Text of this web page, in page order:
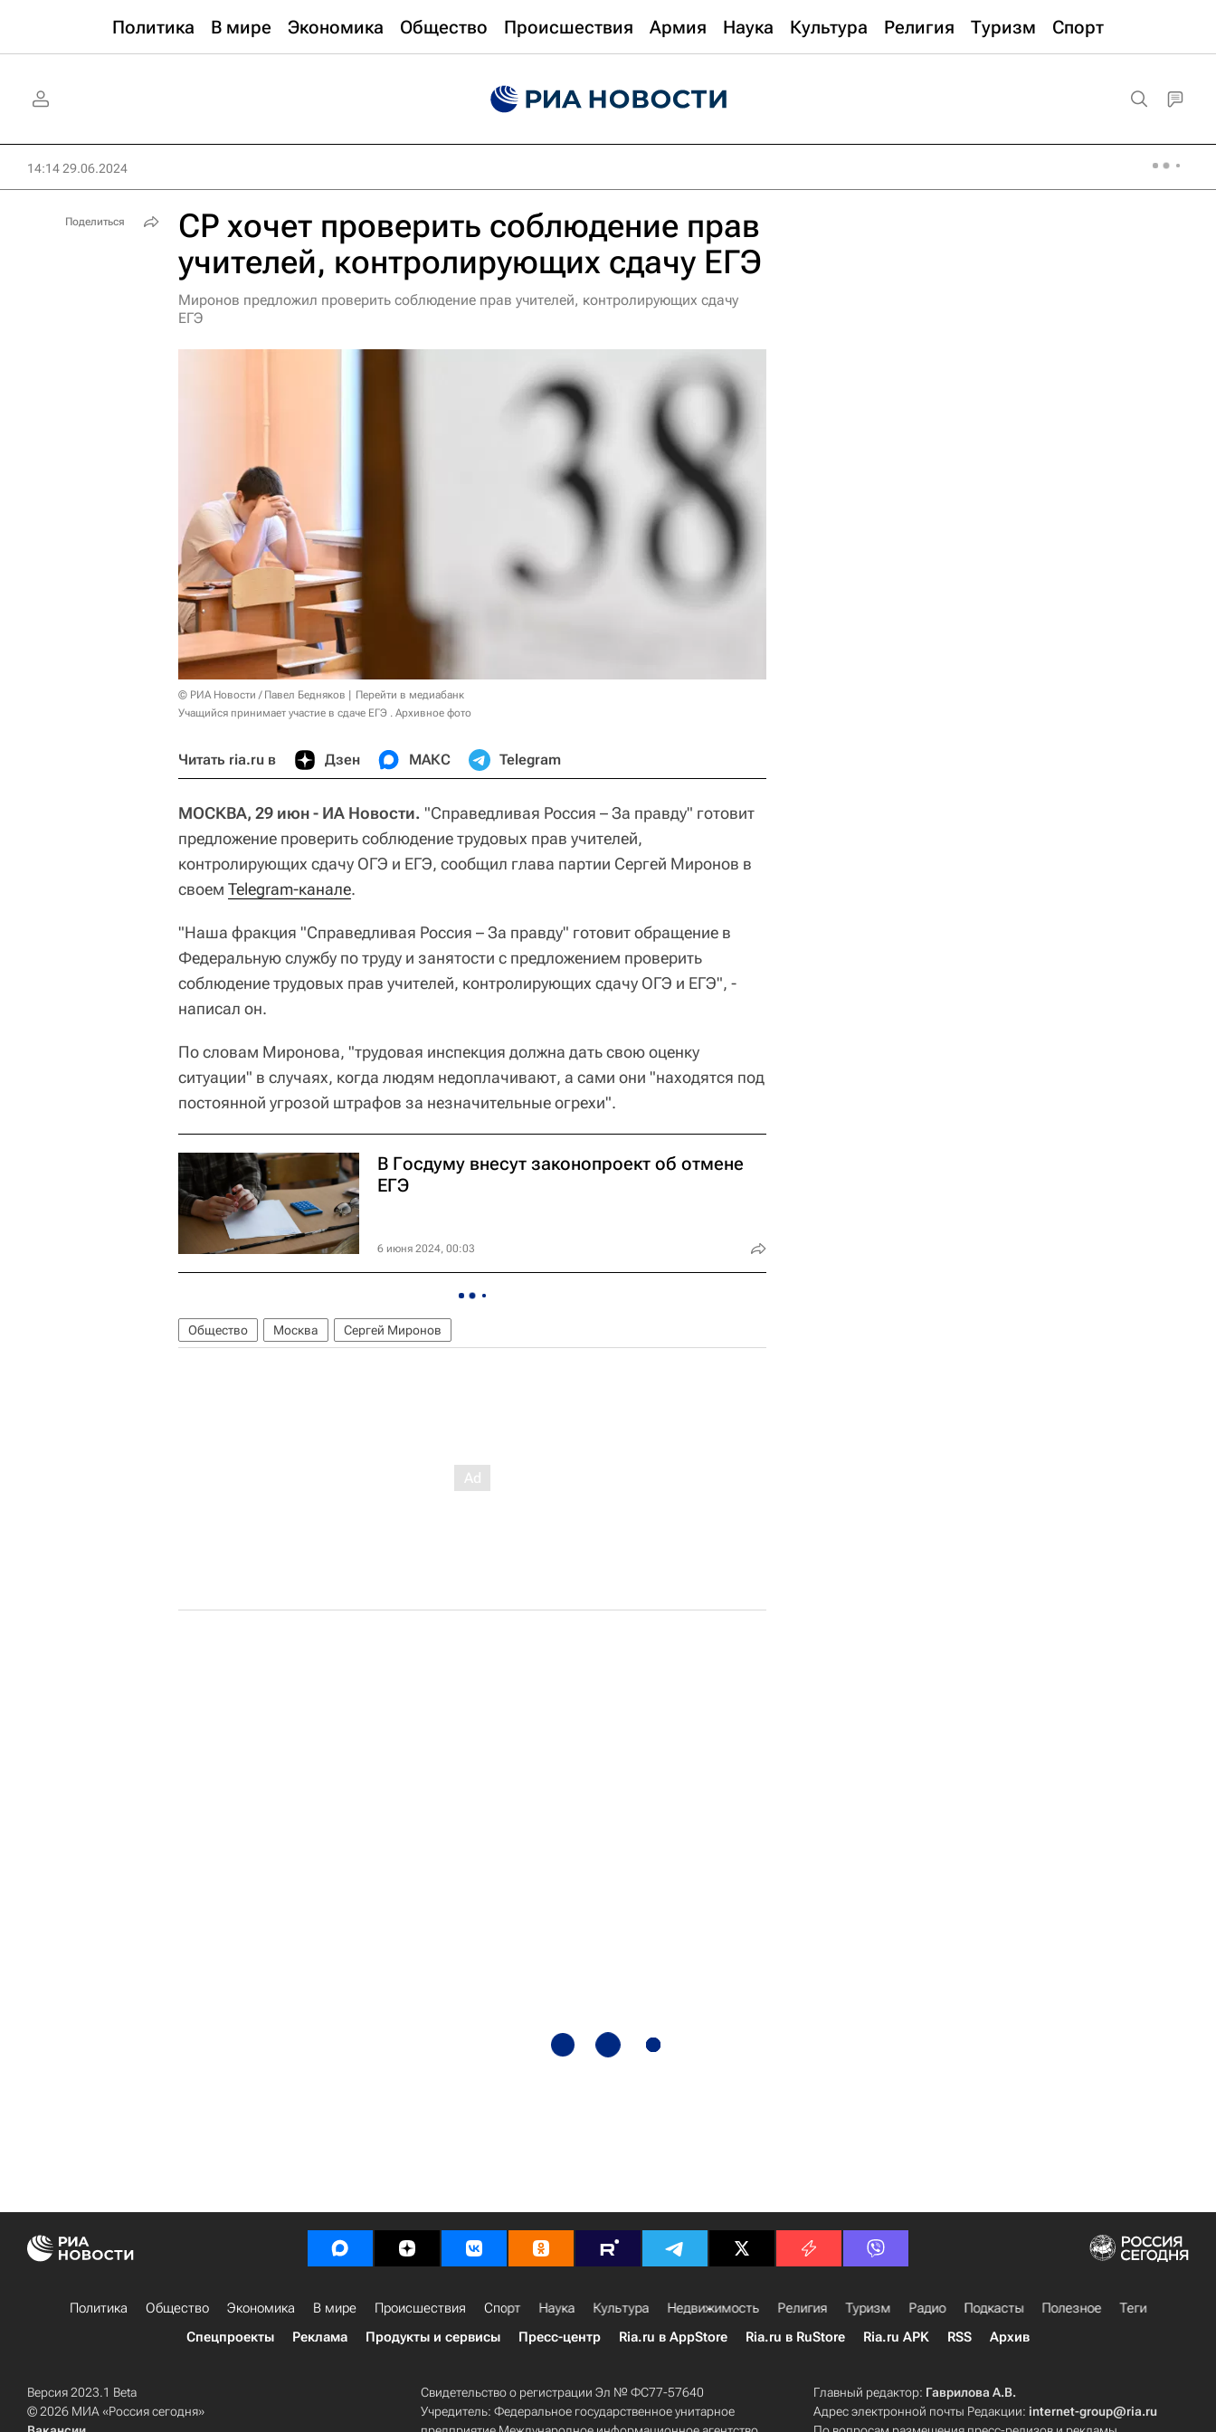
Политика В мире Экономика Общество Происшествия Армия Наука Культура Религия Туризм Спорт
14:14 29.06.2024
СР хочет проверить соблюдение прав
учителей, контролирующих сдачу ЕГЭ
Миронов предложил проверить соблюдение прав учителей, контролирующих сдачу
ЕГЭ
© РИА Новости / Павел Бедняков
Перейти в медиабанк
Учащийся принимает участие в сдаче ЕГЭ . Архивное фото
Читать ria.ru в Дзен МАКС Telegram
МОСКВА, 29 июн - ИА Новости. "Справедливая Россия – За правду" готовит
предложение проверить соблюдение трудовых прав учителей,
контролирующих сдачу ОГЭ и ЕГЭ, сообщил глава партии Сергей Миронов в
своем Telegram-канале.
"Наша фракция "Справедливая Россия – За правду" готовит обращение в
Федеральную службу по труду и занятости с предложением проверить
соблюдение трудовых прав учителей, контролирующих сдачу ОГЭ и ЕГЭ", -
написал он.
По словам Миронова, "трудовая инспекция должна дать свою оценку
ситуации" в случаях, когда людям недоплачивают, а сами они "находятся под
постоянной угрозой штрафов за незначительные огрехи".
В Госдуму внесут законопроект об отмене
ЕГЭ
6 июня 2024, 00:03
Общество Москва Сергей Миронов
Поделиться
Политика Общество Экономика В мире Происшествия Спорт Наука Культура Недвижимость Религия Туризм Радио Подкасты Полезное
Теги
Спецпроекты
Реклама Продукты и сервисы Пресс-центр Ria.ru в AppStore Ria.ru в RuStore Ria.ru APK RSS Архив
Версия 2023.1 Beta
© 2026 МИА «Россия сегодня»
Свидетельство о регистрации Эл № ФС77-57640
Учредитель: Федеральное государственное унитарное
Главный редактор: Гаврилова А.В.
Адрес электронной почты Редакции:internet-group@ria.ru